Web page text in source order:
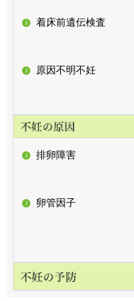
着床前遺伝検査
原因不明不妊
排卵障害
卵管因子